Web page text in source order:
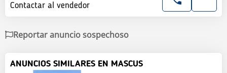
Contactar al vendedor
Reportar anuncio sospechoso
ANUNCIOS SIMILARES EN MASCUS